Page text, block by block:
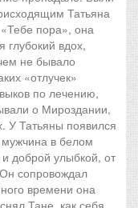
Татьяна
пора», она
глубокий вдох,
не бывало
«отлучек»
по лечению,
о Мироздании,
У Татьяны появился
в белом
доброй улыбкой, от
сопровождал
времени она
Тане, как себя